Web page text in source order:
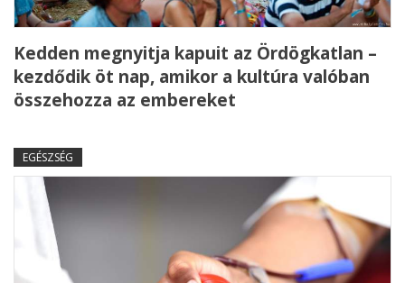
Kedden megnyitja kapuit az Ördögkatlan –
kezdődik öt nap, amikor a kultúra valóban
összehozza az embereket
EGÉSZSÉG